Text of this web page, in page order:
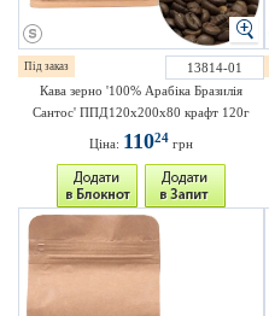
Під заказ
13814-01
Кава зерно '100% Арабіка Бразилія
Сантос' ППД120х200х80 крафт 120г
Ціна: 11024 грн